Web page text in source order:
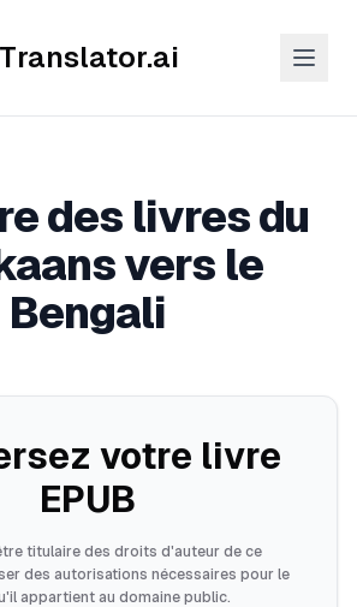
des livres du
vers le
Bengali
votre livre
EPUB
titulaire des droits d'auteur de ce
des autorisations nécessaires pour le
appartient au domaine public.